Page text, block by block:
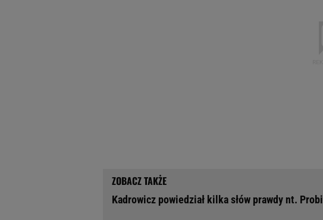
Kadrowicz powiedział kilka słów prawdy nt.